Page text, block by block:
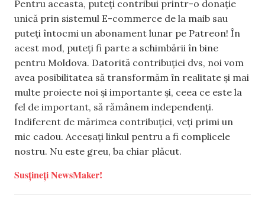
Pentru aceasta, puteți contribui printr-o donație
unică prin sistemul E-commerce de la maib sau
puteți întocmi un abonament lunar pe Patreon! În
acest mod, puteți fi parte a schimbării în bine
pentru Moldova. Datorită contribuției dvs, noi vom
avea posibilitatea să transformăm în realitate și mai
multe proiecte noi și importante și, ceea ce este la
fel de important, să rămânem independenți.
Indiferent de mărimea contribuției, veți primi un
mic cadou. Accesați linkul pentru a fi complicele
nostru. Nu este greu, ba chiar plăcut.
Susțineți NewsMaker!